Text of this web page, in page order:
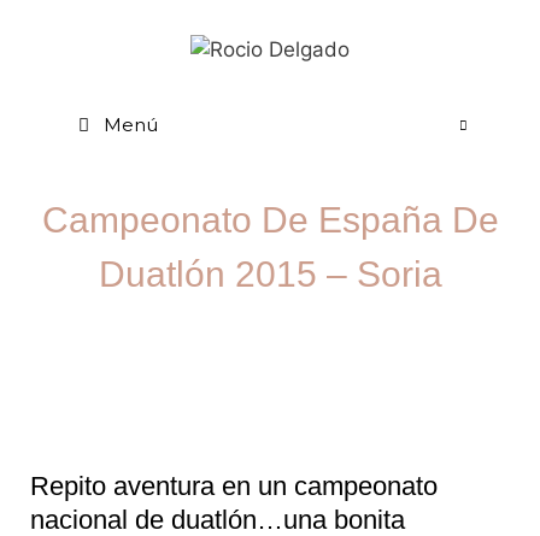
Menú
Campeonato De España De
Duatlón 2015 – Soria
Repito aventura en un campeonato
nacional de duatlón…una bonita